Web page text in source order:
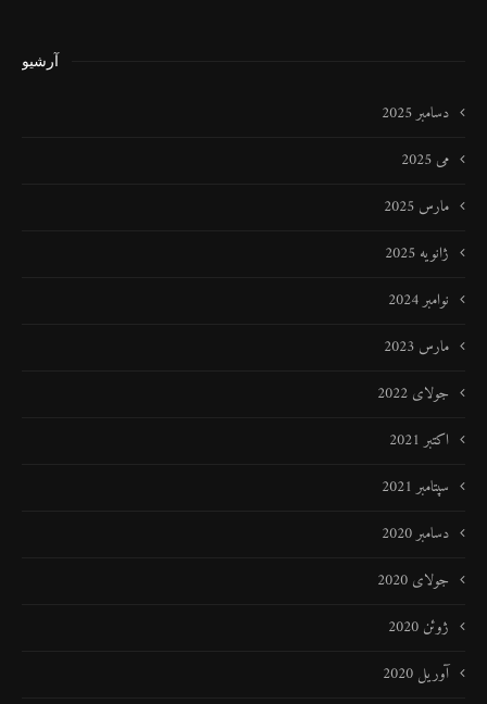
آرشیو
دسامبر 2025
می 2025
مارس 2025
ژانویه 2025
نوامبر 2024
مارس 2023
جولای 2022
اکتبر 2021
سپتامبر 2021
دسامبر 2020
جولای 2020
ژوئن 2020
آوریل 2020